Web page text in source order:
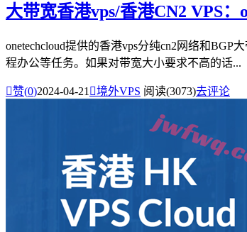
大带宽香港vps/香港CN2 VPS
onetechcloud提供的香港vps分纯cn2网络和
程办公等任务。如果对带宽大小要求不高的话...
赞(0)2024-04-21 境外VPS 阅读(3073)去评论